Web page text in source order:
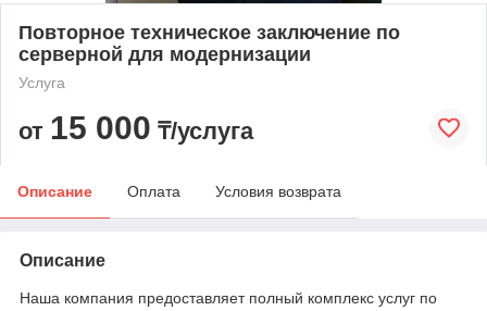
Повторное техническое заключение по
серверной для модернизации
Услуга
от 15 000 ₸/услуга
Описание Оплата Условия возврата
Описание
Наша компания предоставляет полный комплекс услуг по